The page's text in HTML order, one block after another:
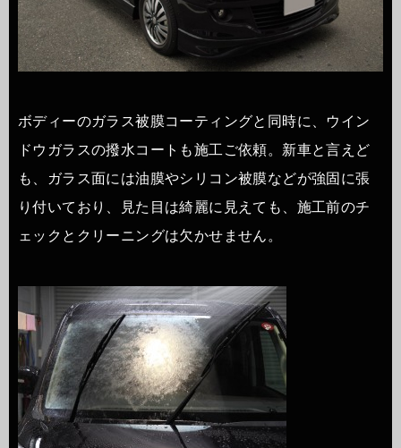
ボディーのガラス被膜コーティングと同時に、ウイン
ドウガラスの撥水コートも施工ご依頼。新車と言えど
も、ガラス面には油膜やシリコン被膜などが強固に張
り付いており、見た目は綺麗に見えても、施工前のチ
ェックとクリーニングは欠かせません。